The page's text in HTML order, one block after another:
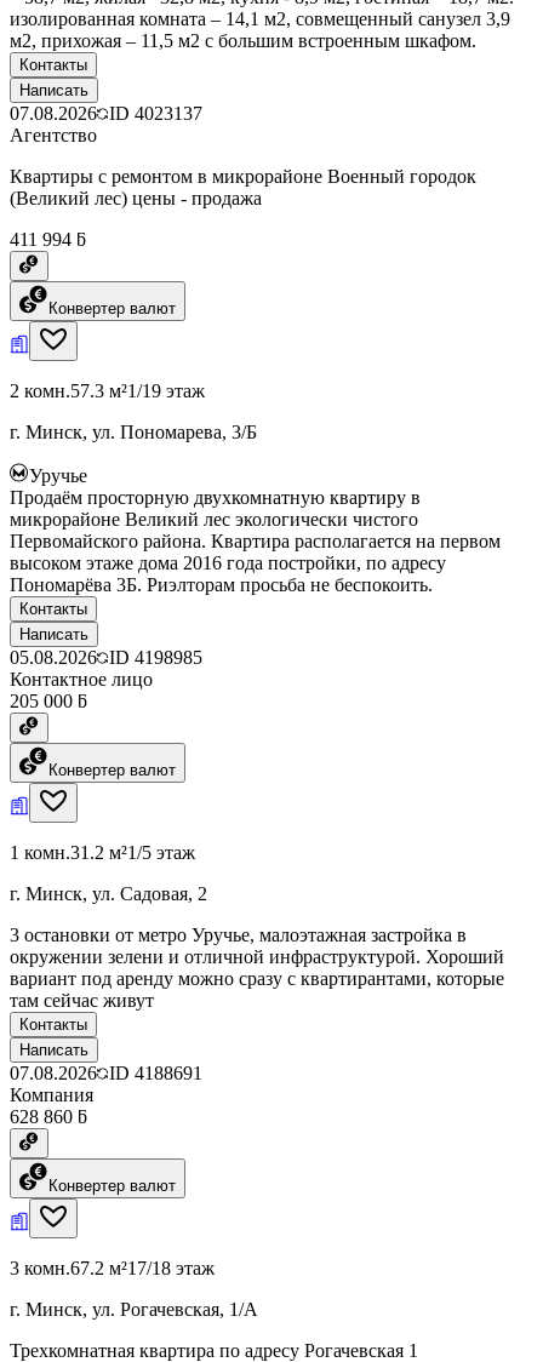
изолированная комната – 14,1 м2, совмещенный санузел 3,9
м2, прихожая – 11,5 м2 с большим встроенным шкафом.
Контакты
Написать
07.08.2026 ID 4023137
Агентство
Квартиры с ремонтом в микрорайоне Военный городок
(Великий лес) цены - продажа
411 994 ƃ
Конвертер валют
2 комн.57.3 м²1/19 этаж
г. Минск, ул. Пономарева, 3/Б
Уручье
Продаём просторную двухкомнатную квартиру в
микрорайоне Великий лес экологически чистого
Первомайского района. Квартира располагается на первом
высоком этаже дома 2016 года постройки, по адресу
Пономарёва 3Б. Риэлторам просьба не беспокоить.
Контакты
Написать
05.08.2026 ID 4198985
Контактное лицо
205 000 ƃ
Конвертер валют
1 комн.31.2 м²1/5 этаж
г. Минск, ул. Садовая, 2
3 остановки от метро Уручье, малоэтажная застройка в
окружении зелени и отличной инфраструктурой. Хороший
вариант под аренду можно сразу с квартирантами, которые
там сейчас живут
Контакты
Написать
07.08.2026 ID 4188691
Компания
628 860 ƃ
Конвертер валют
3 комн.67.2 м²17/18 этаж
г. Минск, ул. Рогачевская, 1/А
Трехкомнатная квартира по адресу Рогачевская 1